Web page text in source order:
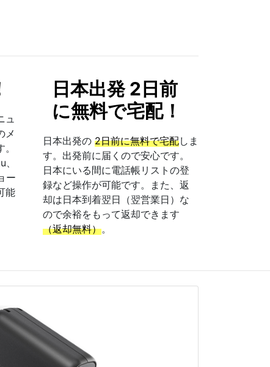
ュ
メ
ー
能
日本出発 2日前
に無料で宅配！
日本出発の 2日前に無料で宅配しま
す。出発前に届くので安心です。
日本にいる間に電話帳リストの登
録など操作が可能です。また、返
却は日本到着翌日（翌営業日）な
ので余裕をもって返却できます
（返却無料）。